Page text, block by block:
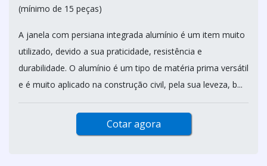
(mínimo de 15 peças)
A janela com persiana integrada alumínio é um item muito
utilizado, devido a sua praticidade, resistência e
durabilidade. O alumínio é um tipo de matéria prima versátil
e é muito aplicado na construção civil, pela sua leveza, b...
Cotar agora